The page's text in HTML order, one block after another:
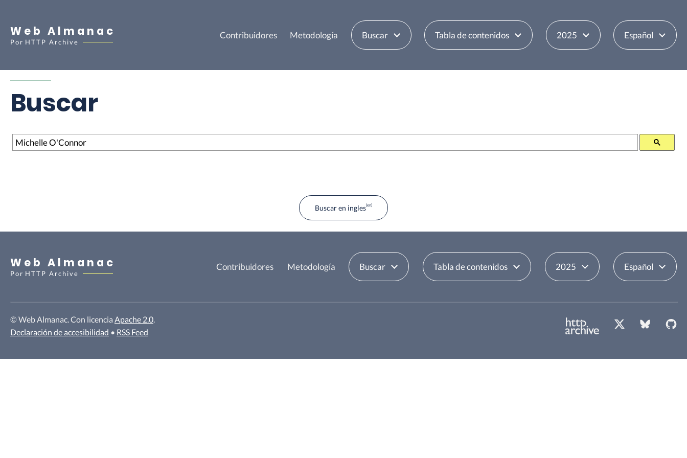
Web Almanac
Por HTTP Archive
Contribuidores Metodología Buscar Tabla de contenidos 2025 Español
Buscar
Buscar
Buscar en ingles
Web Almanac
Por HTTP Archive
Contribuidores Metodología Buscar Tabla de contenidos 2025 Español
© Web Almanac. Con licencia Apache 2.0.
Declaración de accesibilidad • RSS Feed